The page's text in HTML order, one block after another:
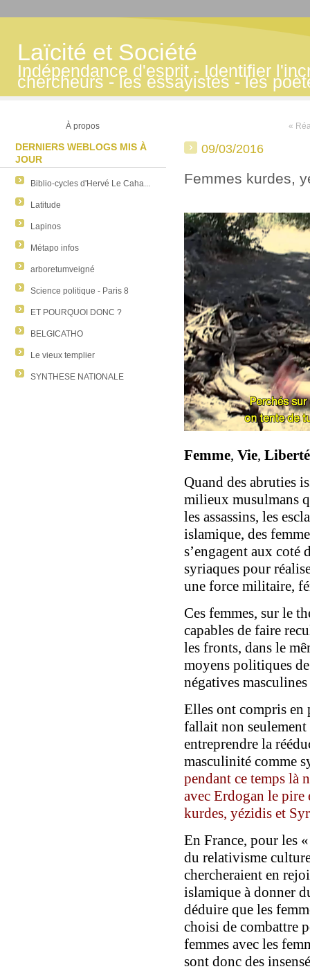
Laïcité et Société
Indépendance d'esprit - Identifier
chercheurs - les essayistes - les
À propos
DERNIERS WEBLOGS MIS À
JOUR
Biblio-cycles d'Hervé Le Caha...
Latitude
Lapinos
Métapo infos
arboretumveigné
Science politique - Paris 8
ET POURQUOI DONC ?
BELGICATHO
Le vieux templier
SYNTHESE NATIONALE
«
09/03/2016
Femmes kurdes,
Femme, Vie, Liberté
Quand des abruties
milieux musulmans
les assassins, les
islamique, des
s’engagent aux coté
syriaques pour
une force militaire,
Ces femmes, sur le
capables de faire
les fronts, dans le
moyens politiques
négatives masculines
Elles ont compris
fallait non
entreprendre la
masculinité comme
pendant ce temps là
avec Erdogan le pire
kurdes, yézidis et
En France, pour les
du relativisme
chercheraient en
islamique à donner
déduire que les
choisi de combattre
femmes avec les
sont donc des